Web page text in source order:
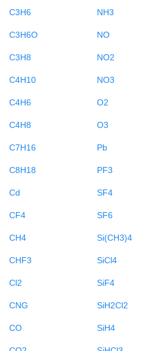
C3H6
C3H6O
C3H8
C4H10
C4H6
C4H8
C7H16
C8H18
Cd
CF4
CH4
CHF3
Cl2
CNG
CO
NH3
NO
NO2
NO3
O2
O3
Pb
PF3
SF4
SF6
Si(CH3)4
SiCl4
SiF4
SiH2Cl2
SiH4